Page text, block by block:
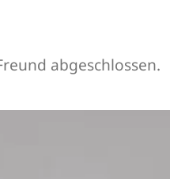
abgeschlossen.